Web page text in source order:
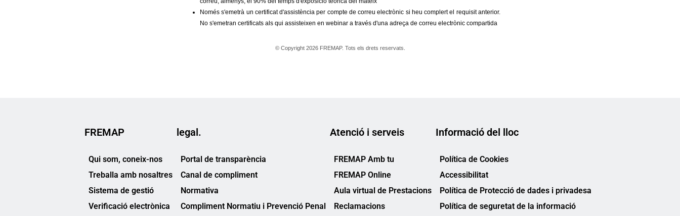
FREMAP
Qui som, coneix-nos
Treballa amb nosaltres
Sistema de gestió
Verificació electrònica
legal.
Portal de transparència
Canal de compliment
Normativa
Compliment Normatiu i Prevenció Penal
Atenció i serveis
FREMAP Amb tu
FREMAP Online
Aula virtual de Prestacions
Reclamacions
Informació del lloc
Política de Cookies
Accessibilitat
Política de Protecció de dades i privadesa
Política de seguretat de la informació